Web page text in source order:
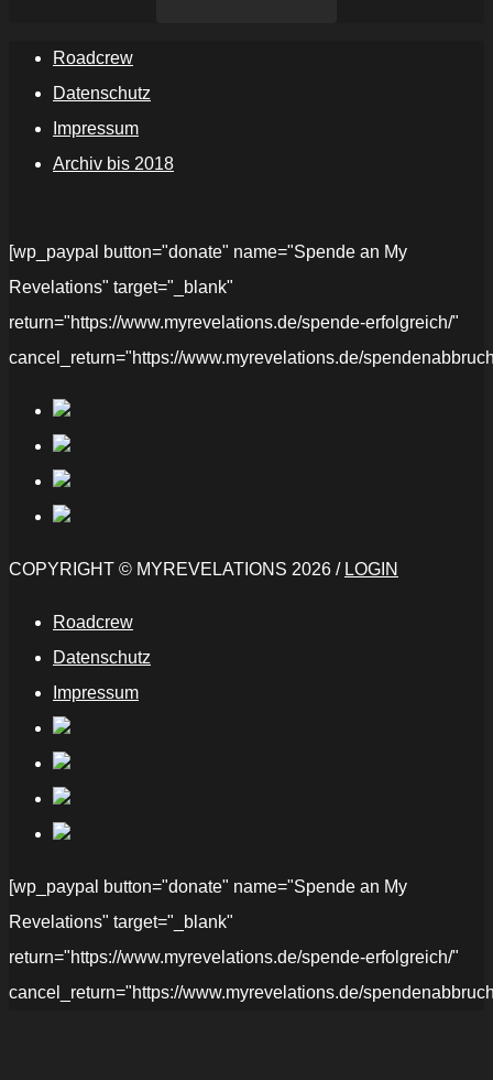
Roadcrew
Datenschutz
Impressum
Archiv bis 2018
[wp_paypal button="donate" name="Spende an My
Revelations" target="_blank"
return="https://www.myrevelations.de/spende-erfolgreich/"
cancel_return="https://www.myrevelations.de/
COPYRIGHT © MYREVELATIONS 2026 / LOGIN
Roadcrew
Datenschutz
Impressum
[wp_paypal button="donate" name="Spende an My
Revelations" target="_blank"
return="https://www.myrevelations.de/spende-erfolgreich/"
cancel_return="https://www.myrevelations.de/